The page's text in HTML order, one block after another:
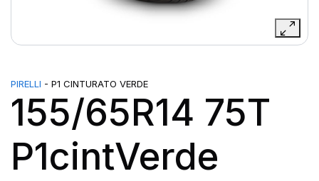
PIRELLI - P1 CINTURATO VERDE
155/65R14 75T
P1cintVerde